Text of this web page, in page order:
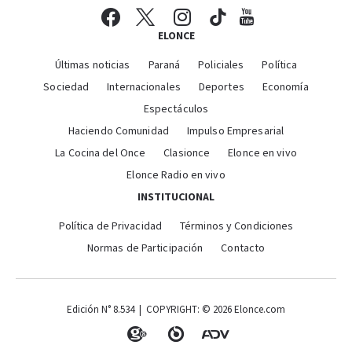
ELONCE
Últimas noticias Paraná Policiales
Política
Sociedad
Internacionales Deportes
Economía
Espectáculos
Haciendo Comunidad
Impulso Empresarial
La Cocina del Once
Clasionce
Elonce en vivo
Elonce Radio en vivo
INSTITUCIONAL
Política de Privacidad
Términos y Condiciones
Normas de Participación
Contacto
Edición N° 8.534 | COPYRIGHT: © 2026 Elonce.com